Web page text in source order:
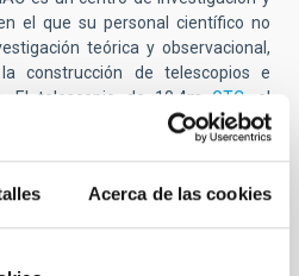
Acerca de las cookies
el que su personal científico no
teórica y observacional,
construcción de telescopios e
El telescopio de 10.4m
GTC, el
bajo los auspicios del IAC,
de esta sinergia. El IAC también
Europeo Austral (ESO), así
espaciales y misiones de la
Roque de los Muchachos, en las